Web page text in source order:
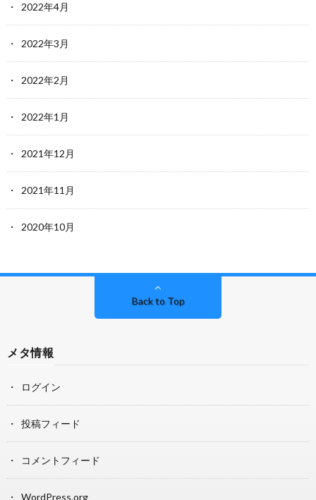
2022年4月
2022年3月
2022年2月
2022年1月
2021年12月
2021年11月
2020年10月
Back to Top
メタ情報
ログイン
投稿フィード
コメントフィード
WordPress.org